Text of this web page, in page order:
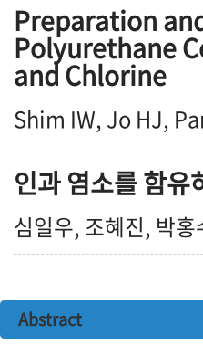
Preparation
Polyurethane
and Chlorine
Shim IW, Jo HJ,
인과 염소를 함유
심일우, 조혜진, 박
Abstract